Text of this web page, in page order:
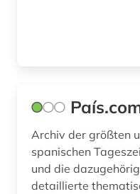
siglo de oro (2)
slavistik (2)
Archiv der größten
spanischen
und die
detaillierte